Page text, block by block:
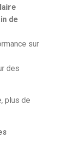
de
sur
des
plus de